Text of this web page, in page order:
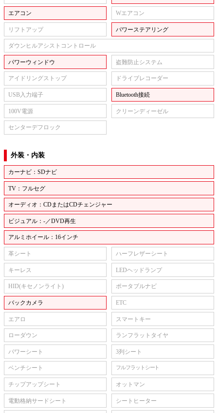
エアコン Wエアコン
リフトアップ パワーステアリング
ダウンヒルアシストコントロール
パワーウィンドウ 盗難防止システム
アイドリングストップ ドライブレコーダー
USB入力端子 Bluetooth接続
100V電源 クリーンディーゼル
センターデフロック
外装・内装
カーナビ：SDナビ
TV：フルセグ
オーディオ：CDまたはCDチェンジャー
ビジュアル：-／DVD再生
アルミホイール：16インチ
革シート ハーフレザーシート
キーレス LEDヘッドランプ
HID(キセノンライト) ポータブルナビ
バックカメラ ETC
エアロ スマートキー
ローダウン ランフラットタイヤ
パワーシート 3列シート
ベンチシート フルフラットシート
チップアップシート オットマン
電動格納サードシート シートヒーター